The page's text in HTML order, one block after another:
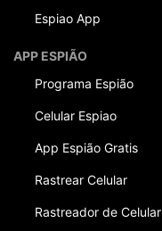
Espiao App
APP ESPIÃO
Programa Espião
Celular Espiao
App Espião Gratis
Rastrear Celular
Rastreador de Celular